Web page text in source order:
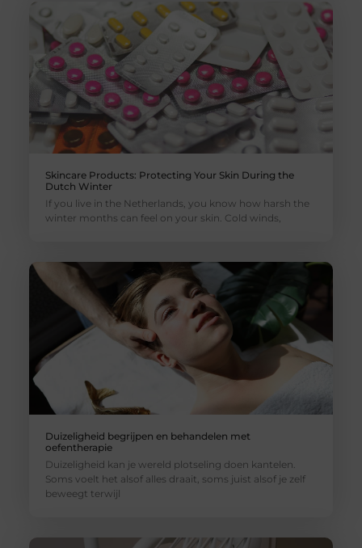
Skincare Products: Protecting Your Skin During the
Dutch Winter
If you live in the Netherlands, you know how harsh the
winter months can feel on your skin. Cold winds,
Duizeligheid begrijpen en behandelen met
oefentherapie
Duizeligheid kan je wereld plotseling doen kantelen.
Soms voelt het alsof alles draait, soms juist alsof je zelf
beweegt terwijl